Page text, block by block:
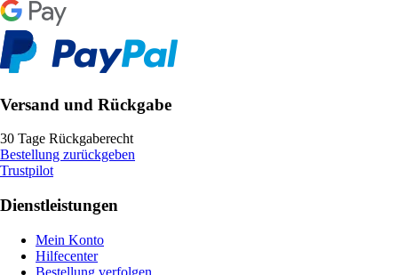
Versand und Rückgabe
30 Tage Rückgaberecht
Bestellung zurückgeben
Trustpilot
Dienstleistungen
Mein Konto
Hilfecenter
Bestellung verfolgen